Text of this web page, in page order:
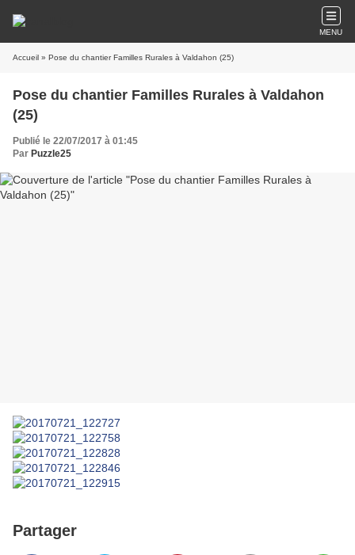
MENU
Accueil » Pose du chantier Familles Rurales à Valdahon (25)
Pose du chantier Familles Rurales à Valdahon
(25)
Publié le 22/07/2017 à 01:45
Par Puzzle25
Partager